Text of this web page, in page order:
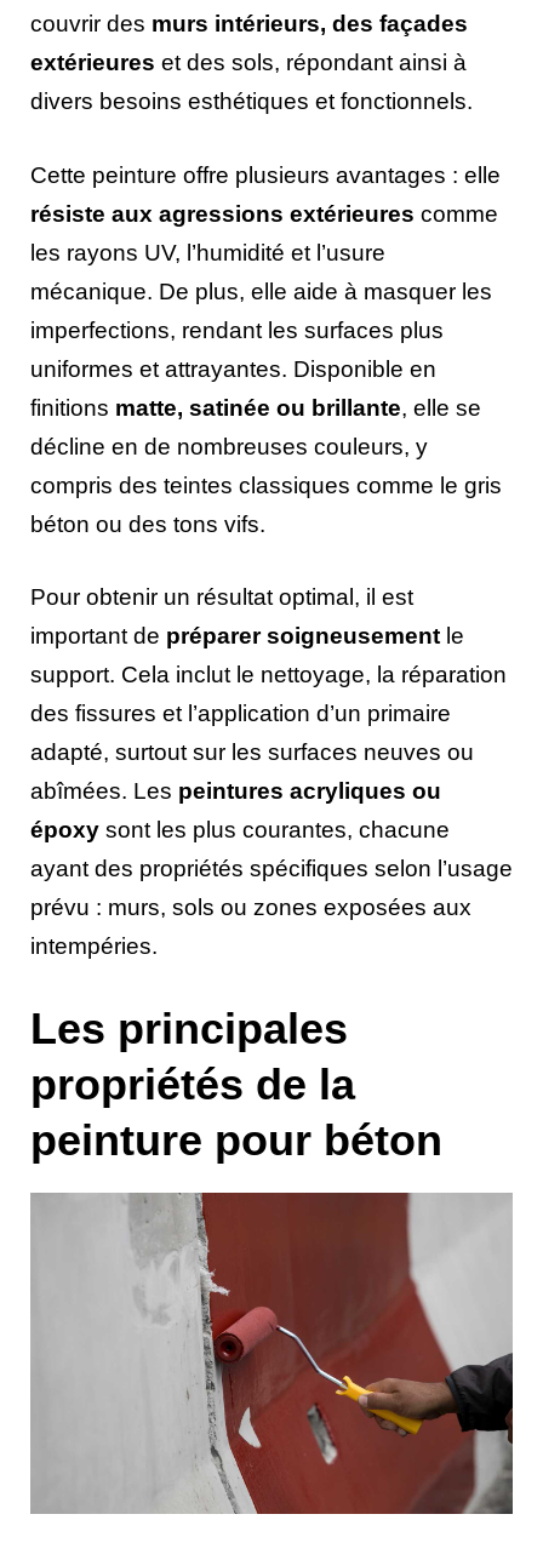
couvrir des murs intérieurs, des façades
extérieures et des sols, répondant ainsi à
divers besoins esthétiques et fonctionnels.
Cette peinture offre plusieurs avantages : elle
résiste aux agressions extérieures comme
les rayons UV, l’humidité et l’usure
mécanique. De plus, elle aide à masquer les
imperfections, rendant les surfaces plus
uniformes et attrayantes. Disponible en
finitions matte, satinée ou brillante, elle se
décline en de nombreuses couleurs, y
compris des teintes classiques comme le gris
béton ou des tons vifs.
Pour obtenir un résultat optimal, il est
important de préparer soigneusement le
support. Cela inclut le nettoyage, la réparation
des fissures et l’application d’un primaire
adapté, surtout sur les surfaces neuves ou
abîmées. Les peintures acryliques ou
époxy sont les plus courantes, chacune
ayant des propriétés spécifiques selon l’usage
prévu : murs, sols ou zones exposées aux
intempéries.
Les principales
propriétés de la
peinture pour béton